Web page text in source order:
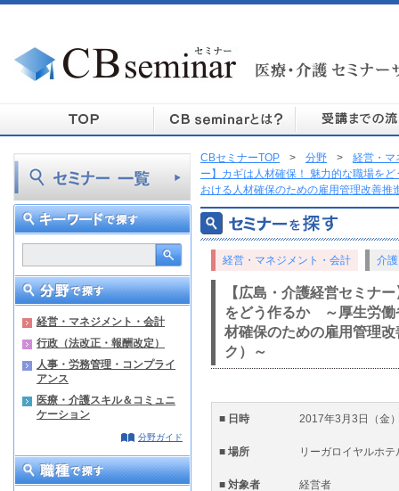
経営・マネジメント・会計
行政（法改正・報酬改定）
人事・労務管理・コンプライ
アンス
医療・介護スキル＆コミュニ
ケーション
分野ガイド
CBセミナーTOP > 分野 >
経営・マ
ー】カギは人材確保！ 魅力的な職場を
おける人材確保のための雇用管理改善推
経営・マネジメント・会計 介護
【広島・介護経営セミナ
をどう作るか ～厚生労
材確保のための雇用管理
ク）～
■ 日時 2017年3月3日（金
■ 場所 リーガロイヤルホ
■ 対象者 経営者